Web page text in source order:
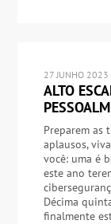
27 JUNHO 2023
ALTO
Preparem as
aplausos,
você: uma é
este ano
Décima
finalmente